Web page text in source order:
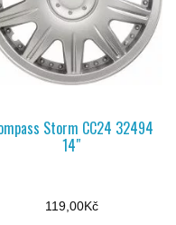
Storm CC24 32494
14″
119,00Kč